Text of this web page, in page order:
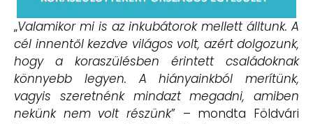
„Valamikor mi is az inkubátorok mellett álltunk. A
cél innentől kezdve világos volt, azért dolgozunk,
hogy a koraszülésben érintett családoknak
könnyebb legyen. A hiányainkból merítünk,
vagyis szeretnénk mindazt megadni, amiben
nekünk nem volt részünk” – mondta Földvári